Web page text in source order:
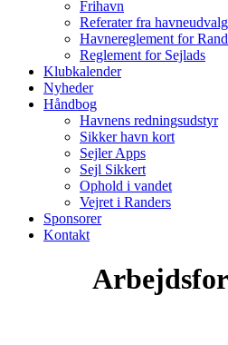
Frihavn
Referater fra havneudvalg
Havnereglement for
Reglement for Sejlads
Klubkalender
Nyheder
Håndbog
Havnens redningsudstyr
Sikker havn kort
Sejler Apps
Sejl Sikkert
Ophold i vandet
Vejret i Randers
Sponsorer
Kontakt